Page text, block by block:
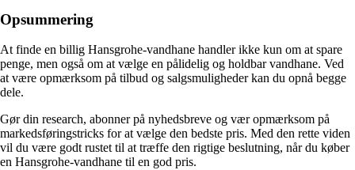
Opsummering
At finde en billig Hansgrohe-vandhane handler ikke kun om at spare
penge, men også om at vælge en pålidelig og holdbar vandhane. Ved
at være opmærksom på tilbud og salgsmuligheder kan du opnå begge
dele.
Gør din research, abonner på nyhedsbreve og vær opmærksom på
markedsføringstricks for at vælge den bedste pris. Med den rette viden
vil du være godt rustet til at træffe den rigtige beslutning, når du køber
en Hansgrohe-vandhane til en god pris.